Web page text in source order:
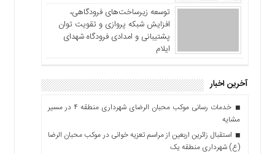
توسعه زیرساخت‌های فرودگاهی،
افزایش شبکه پروازی و تقویت توان
پشتیبانی و امدادی فرودگاه شهدای
ایلام
آخرین اخبار
خدمات رسانی موکب محبان الرضای شهرداری منطقه ۴ در مسیر
مشایه
استقبال زائرین اربعین از مراسم تعزیه خوانی در موکب محبان الرضا
(ع) شهرداری منطقه یک